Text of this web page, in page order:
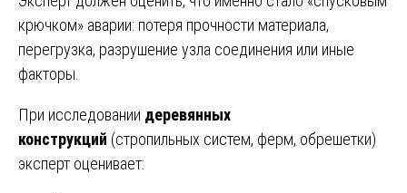
крючком» аварии: потеря прочности материала,
перегрузка, разрушение узла соединения или иные
факторы.
При исследовании деревянных
конструкций (стропильных систем, ферм, обрешетки)
эксперт оценивает: